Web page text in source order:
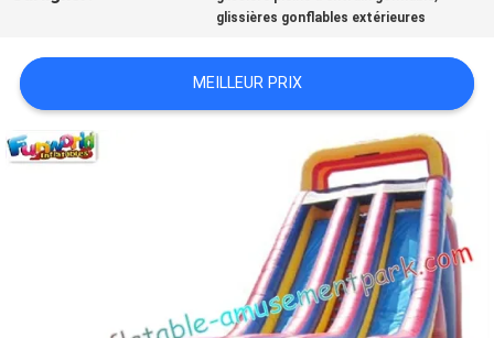
PRIVACY
POLICY
glissières gonflables extérieures
MEILLEUR PRIX